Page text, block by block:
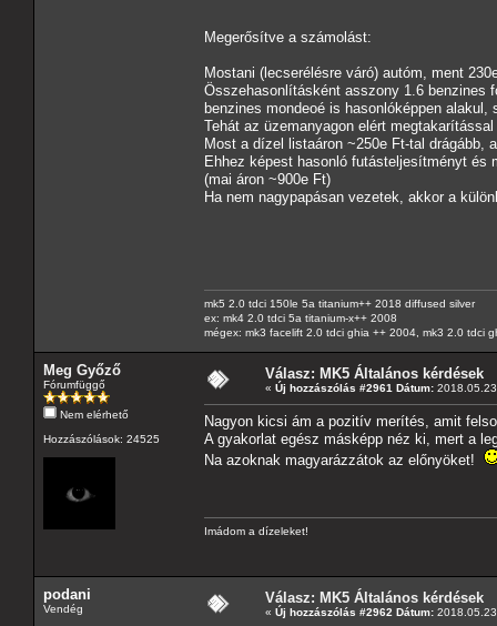
Megerősítve a számolást:
Mostani (lecserélésre váró) autóm, ment
Összehasonlításként asszony 1.6 benzines
benzines mondeoé is hasonlóképpen
Tehát az üzemanyagon elért
Most a dízel listaáron ~250e Ft-tal drágább,
Ehhez képest hasonló futásteljesítményt és
(mai áron ~900e Ft)
Ha nem nagypapásan vezetek, akkor a
mk5 2.0 tdci 150le 5a titanium++ 2018 diffused silver
ex: mk4 2.0 tdci 5a titanium-x++ 2008
mégex: mk3 facelift 2.0 tdci ghia ++ 2004, mk3 2.0 tdci
Meg Győző
Fórumfüggő
Nem elérhető
Hozzászólások: 24525
Válasz: MK5 Általános kérdések
« Új hozzászólás #2961 Dátum:
Nagyon kicsi ám a pozitív merítés, amit
A gyakorlat egész másképp néz ki, mert a
Na azoknak magyarázzátok az előnyöket!
Imádom a dízeleket!
podani
Vendég
Válasz: MK5 Általános kérdések
« Új hozzászólás #2962 Dátum: